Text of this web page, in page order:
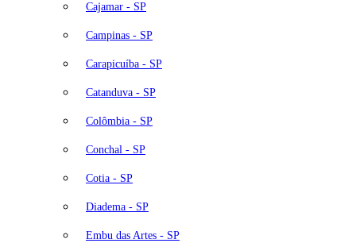
Cajamar - SP
Campinas - SP
Carapicuíba - SP
Catanduva - SP
Colômbia - SP
Conchal - SP
Cotia - SP
Diadema - SP
Embu das Artes - SP